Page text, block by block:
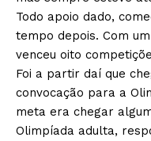
Todo apoio dado,
tempo depois. Com
venceu oito
Foi a partir daí que
convocação para a
meta era chegar
Olimpíada adulta,